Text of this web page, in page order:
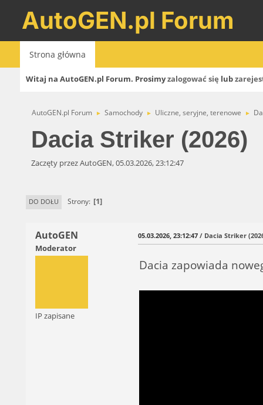
AutoGEN.pl Forum
Strona główna
Witaj na AutoGEN.pl Forum. Prosimyzalogować się lub
AutoGEN.pl Forum ► Samochody ► Uliczne, seryjne, terenowe ►
Dacia Striker (2026)
Zaczęty przez AutoGEN, 05.03.2026, 23:12:47
DO DOŁU Strony 1
AutoGEN
Moderator
IP zapisane
05.03.2026, 23:12:47 / Dacia Striker
Dacia zapowiada